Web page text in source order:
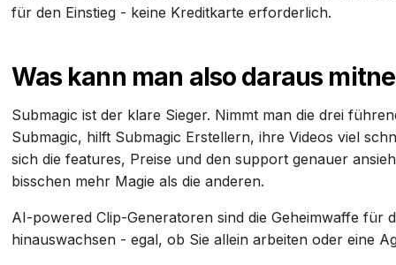
für den Einstieg - keine Kreditkarte erforderlich.
Was kann man also daraus
Submagic ist der klare Sieger. Nimmt man die drei
Submagic, hilft Submagic Erstellern, ihre Videos viel
sich die features, Preise und den support genauer
bisschen mehr Magie als die anderen.
AI-powered Clip-Generatoren sind die Geheimwaffe
hinauswachsen - egal, ob Sie allein arbeiten oder eine